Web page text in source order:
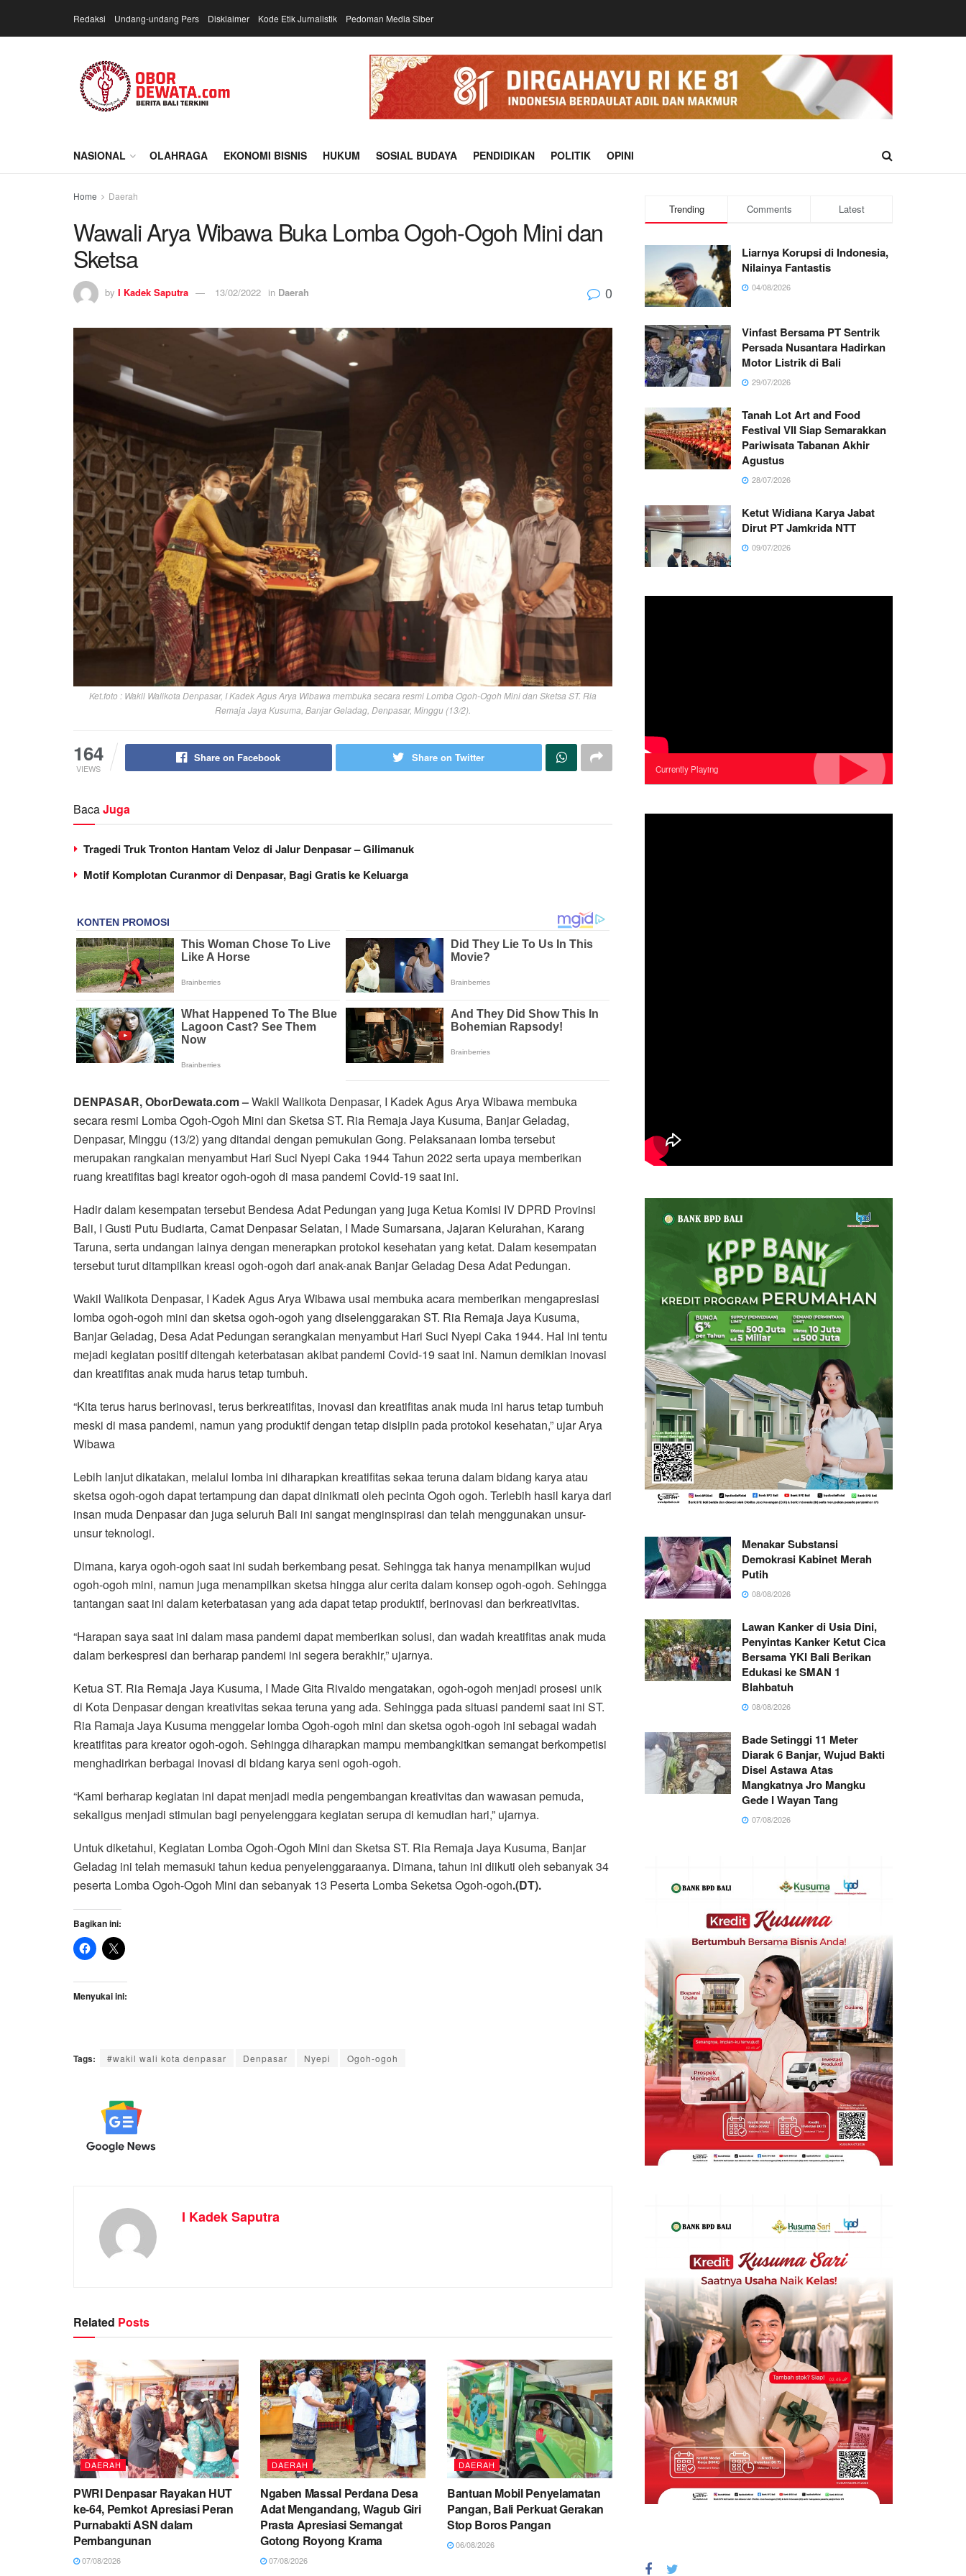
Redaksi Undang-undang Pers Disklaimer Kode Etik Jurnalistik Pedoman Media Siber
NASIONAL OLAHRAGA EKONOMI BISNIS HUKUM SOSIAL BUDAYA PENDIDIKAN POLITIK OPINI
Home Daerah
Wawali Arya Wibawa Buka Lomba Ogoh-Ogoh Mini dan
Sketsa
by I Kadek Saputra 13/02/2022 in Daerah 0
Ket.foto : Wakil Walikota Denpasar, I Kadek Agus Arya Wibawa membuka secara resmi Lomba Ogoh-Ogoh Mini dan Sketsa ST. Ria
Remaja Jaya Kusuma, Banjar Geladag, Denpasar, Minggu (13/2).
164
VIEWS
Share on Facebook Share on Twitter
BacaJuga
Tragedi Truk Tronton Hantam Veloz di Jalur Denpasar – Gilimanuk
Motif Komplotan Curanmor di Denpasar, Bagi Gratis ke Keluarga
DENPASAR, OborDewata.com –Wakil Walikota Denpasar, I Kadek Agus Arya Wibawa membuka
secara resmi Lomba Ogoh-Ogoh Mini dan Sketsa ST. Ria Remaja Jaya Kusuma, Banjar Geladag,
Denpasar, Minggu (13/2) yang ditandai dengan pemukulan Gong. Pelaksanaan lomba tersebut
merupakan rangkaian menyambut Hari Suci Nyepi Caka 1944 Tahun 2022 serta upaya memberikan
ruang kreatifitas bagi kreator ogoh-ogoh di masa pandemi Covid-19 saat ini.
Hadir dalam kesempatan tersebut Bendesa Adat Pedungan yang juga Ketua Komisi IV DPRD Provinsi
Bali, I Gusti Putu Budiarta, Camat Denpasar Selatan, I Made Sumarsana, Jajaran Kelurahan, Karang
Taruna, serta undangan lainya dengan menerapkan protokol kesehatan yang ketat. Dalam kesempatan
tersebut turut ditampilkan kreasi ogoh-ogoh dari anak-anak Banjar Geladag Desa Adat Pedungan.
Wakil Walikota Denpasar, I Kadek Agus Arya Wibawa usai membuka acara memberikan mengapresiasi
lomba ogoh-ogoh mini dan sketsa ogoh-ogoh yang diselenggarakan ST. Ria Remaja Jaya Kusuma,
Banjar Geladag, Desa Adat Pedungan serangkaian menyambut Hari Suci Nyepi Caka 1944. Hal ini tentu
mejadi kegiatan positif ditengah keterbatasan akibat pandemi Covid-19 saat ini. Namun demikian inovasi
dan kreatifitas anak muda harus tetap tumbuh.
“Kita terus harus berinovasi, terus berkreatifitas, inovasi dan kreatifitas anak muda ini harus tetap tumbuh
meski di masa pandemi, namun yang produktif dengan tetap disiplin pada protokol kesehatan,” ujar Arya
Wibawa
Lebih lanjut dikatakan, melalui lomba ini diharapkan kreatifitas sekaa teruna dalam bidang karya atau
sketsa ogoh-ogoh dapat tertampung dan dapat dinikmati oleh pecinta Ogoh ogoh. Terlebih hasil karya dari
insan muda Denpasar dan juga seluruh Bali ini sangat menginspirasi dan telah menggunakan unsur-
unsur teknologi.
Dimana, karya ogoh-ogoh saat ini sudah berkembang pesat. Sehingga tak hanya menampilkan wujud
ogoh-ogoh mini, namun juga menampilkan sketsa hingga alur cerita dalam konsep ogoh-ogoh. Sehingga
tantangan saat ini dalam keterbatasan yang ada dapat tetap produktif, berinovasi dan berkreativitas.
“Harapan saya saat ini dalam masa pandemi dapat memberikan solusi, dan wadah kreatifitas anak muda
dalam berkespresi dan berharap pandemi ini segera berakhir,” ujarnya.
Ketua ST. Ria Remaja Jaya Kusuma, I Made Gita Rivaldo mengatakan, ogoh-ogoh menjadi prosesi unik
di Kota Denpasar dengan kreativitas sekaa teruna yang ada. Sehingga pada situasi pandemi saat ini ST.
Ria Ramaja Jaya Kusuma menggelar lomba Ogoh-ogoh mini dan sketsa ogoh-ogoh ini sebagai wadah
kreatifitas para kreator ogoh-ogoh. Sehingga diharapkan mampu membangkitkan semangat berkompetisi
menghadirkan berbagai inovasi di bidang karya seni ogoh-ogoh.
“Kami berharap kegiatan ini dapat menjadi media pengembangan kreativitas dan wawasan pemuda,
sekaligus menjadi stimulan bagi penyelenggara kegiatan serupa di kemudian hari,” ujarnya.
Untuk diketahui, Kegiatan Lomba Ogoh-Ogoh Mini dan Sketsa ST. Ria Remaja Jaya Kusuma, Banjar
Geladag ini telah memasuki tahun kedua penyelenggaraanya. Dimana, tahun ini diikuti oleh sebanyak 34
peserta Lomba Ogoh-Ogoh Mini dan sebanyak 13 Peserta Lomba Seketsa Ogoh-ogoh.(DT).
Bagikan ini:
Menyukai ini:
Tags: #wakil wali kota denpasar Denpasar Nyepi Ogoh-ogoh
I Kadek Saputra
Related Posts
DAERAH
PWRI Denpasar Rayakan HUT
ke-64, Pemkot Apresiasi Peran
Purnabakti ASN dalam
Pembangunan
07/08/2026
DAERAH
Ngaben Massal Perdana Desa
Adat Mengandang, Wagub Giri
Prasta Apresiasi Semangat
Gotong Royong Krama
07/08/2026
DAERAH
Bantuan Mobil Penyelamatan
Pangan, Bali Perkuat Gerakan
Stop Boros Pangan
06/08/2026
Trending Comments Latest
Liarnya Korupsi di Indonesia,
Nilainya Fantastis
04/08/2026
Vinfast Bersama PT Sentrik
Persada Nusantara Hadirkan
Motor Listrik di Bali
29/07/2026
Tanah Lot Art and Food
Festival VII Siap Semarakkan
Pariwisata Tabanan Akhir
Agustus
28/07/2026
Ketut Widiana Karya Jabat
Dirut PT Jamkrida NTT
09/07/2026
Currently Playing
Menakar Substansi
Demokrasi Kabinet Merah
Putih
08/08/2026
Lawan Kanker di Usia Dini,
Penyintas Kanker Ketut Cica
Bersama YKI Bali Berikan
Edukasi ke SMAN 1
Blahbatuh
08/08/2026
Bade Setinggi 11 Meter
Diarak 6 Banjar, Wujud Bakti
Disel Astawa Atas
Mangkatnya Jro Mangku
Gede I Wayan Tang
07/08/2026